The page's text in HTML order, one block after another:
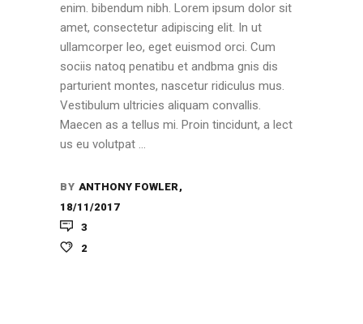
enim. bibendum nibh. Lorem ipsum dolor sit
amet, consectetur adipiscing elit. In ut
ullamcorper leo, eget euismod orci. Cum
sociis natoq penatibu et andbma gnis dis
parturient montes, nascetur ridiculus mus.
Vestibulum ultricies aliquam convallis.
Maecen as a tellus mi. Proin tincidunt, a lect
us eu volutpat
BY ANTHONY FOWLER
18/11/2017
3
2